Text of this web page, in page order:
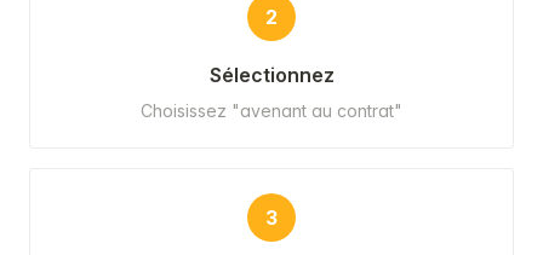
2
Sélectionnez
Choisissez "avenant au contrat"
3